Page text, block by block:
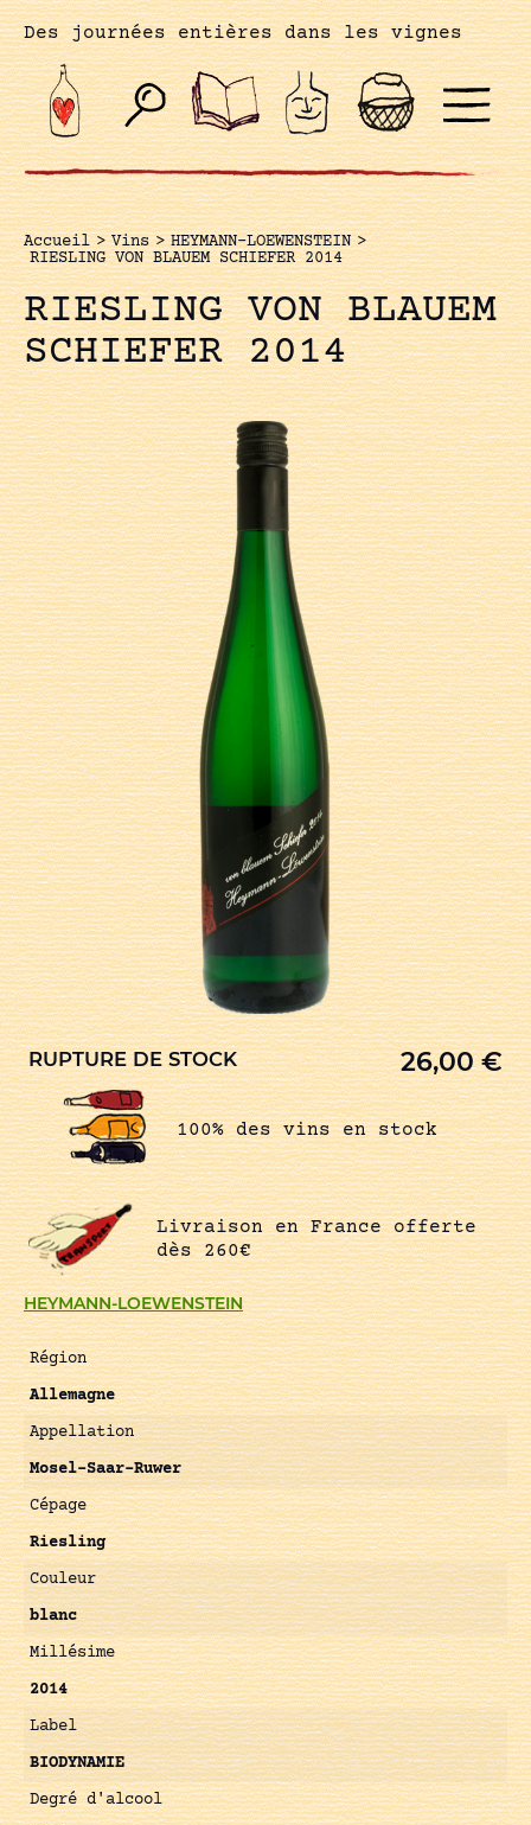
Des journées entières dans les vignes
Accueil > Vins > HEYMANN-LOEWENSTEIN >
RIESLING VON BLAUEM SCHIEFER 2014
RIESLING VON BLAUEM
SCHIEFER 2014
HEYMANN-LOEWENSTEIN
Région
Allemagne
Appellation
Mosel-Saar-Ruwer
Cépage
Riesling
Couleur
blanc
Millésime
2014
Label
BIODYNAMIE
Degré d'alcool
RUPTURE DE STOCK 26,00€
100% des vins en stock
Livraison en France offerte
dès 260€